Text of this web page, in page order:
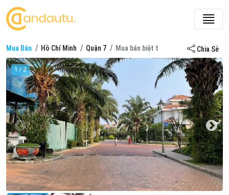
Mua Bán Hồ Chí Minh Quận 7 Mua bán biệt thự ở Biệt thự lâu đài
Chia Sẻ
1 / 2